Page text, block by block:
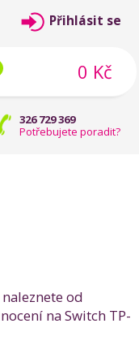
326 729 369
Potřebujete poradit?
Přihlásit se
0 Kč
od
na Switch TP-